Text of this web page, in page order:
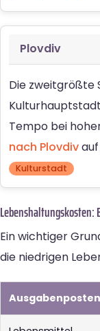
Plovdiv
Die zweitgrößte
Tempo bei
nach Plovdiv
Kulturstadt
Lebenshaltungskosten:
Ein wichtiger
die niedrigen
Ausgabenposten